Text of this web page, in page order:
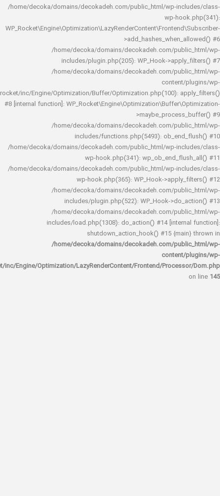
/home/decoka/domains/decokadeh.com/public_html/wp-
wp-
/home/decoka/domains/decokadeh.com/
includes/plugin.php(205): WP_Hook-
/home/decoka/domains/decokadeh.com/
rocket/inc/Engine/Optimization/Buffer/Optimization.php(100):
#8 [internal function]:
/home/decoka/domains/decokadeh.com/
includes/functions.php(5493):
/home/decoka/domains/decokadeh.com/public_html/wp-
wp-hook.php(341):
/home/decoka/domains/decokadeh.com/public_html/wp-
wp-hook.php(365): WP_Hook-
/home/decoka/domains/decokadeh.com/
includes/plugin.php(522): WP_Hook-
/home/decoka/domains/decokadeh.com/
includes/load.php(1308): do_action() #14
shutdown_action_hook() #15
/home/decoka/domains/decokadeh.com/
rocket/inc/Engine/Optimization/LazyRenderContent/Frontend/